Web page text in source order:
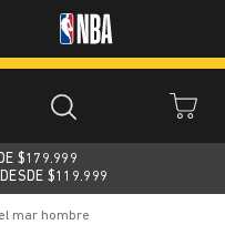
$179.999
$119.999
mar hombre